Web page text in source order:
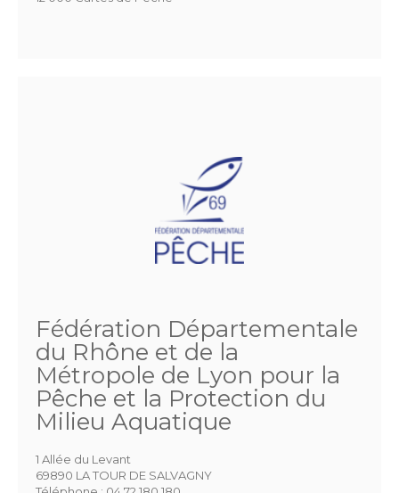
Fédération Départementale
du Rhône et de la
Métropole de Lyon pour la
Pêche et la Protection du
Milieu Aquatique
1 Allée du Levant
69890 LA TOUR DE SALVAGNY